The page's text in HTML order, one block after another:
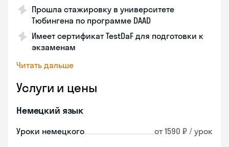
Прошла стажировку в университете
Тюбингена по программе DAAD
Имеет сертификат TestDaF для подготовки к
экзаменам
Читать дальше
Услуги и цены
Немецкий язык
Уроки немецкого от 1590 ₽ / урок